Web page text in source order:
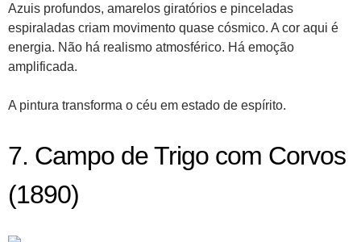
Azuis profundos, amarelos giratórios e pinceladas
espiraladas criam movimento quase cósmico. A cor aqui é
energia. Não há realismo atmosférico. Há emoção
amplificada.
A pintura transforma o céu em estado de espírito.
7. Campo de Trigo com Corvos
(1890)